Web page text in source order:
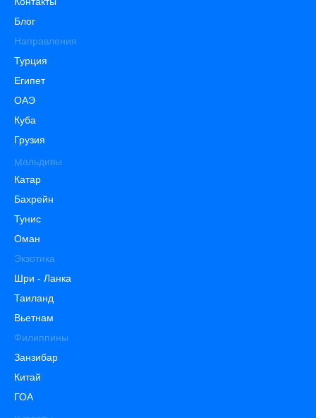
Блог
Направления
Турция
Египет
ОАЭ
Куба
Грузия
Мальдивы
Катар
Бахрейн
Тунис
Оман
Экзотика
Шри - Ланка
Таиланд
Вьетнам
Филиппины
Занзибар
Китай
ГОА